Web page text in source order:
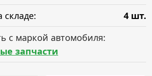
складе:
4 шт.
с маркой автомобиля:
запчасти